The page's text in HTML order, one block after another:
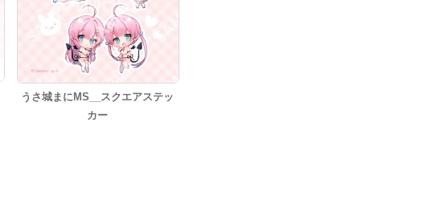
うさ城まにMS__スクエアステッ
カー